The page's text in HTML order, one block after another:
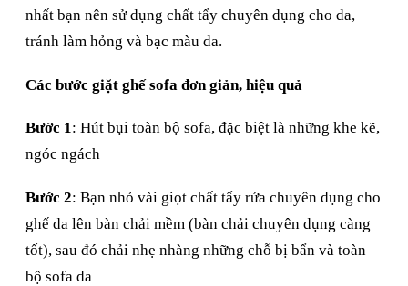
nhất bạn nên sử dụng chất tẩy chuyên dụng cho da,
tránh làm hỏng và bạc màu da.
Các bước giặt ghế sofa đơn giản, hiệu quả
Bước 1: Hút bụi toàn bộ sofa, đặc biệt là những khe kẽ,
ngóc ngách
Bước 2: Bạn nhỏ vài giọt chất tẩy rửa chuyên dụng cho
ghế da lên bàn chải mềm (bàn chải chuyên dụng càng
tốt), sau đó chải nhẹ nhàng những chỗ bị bẩn và toàn
bộ sofa da